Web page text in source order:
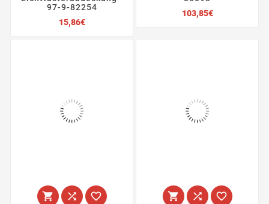
97-9-82254
15,86€Preis
103,85€Preis
     